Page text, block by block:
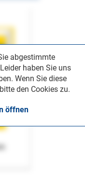
abgestimmte
haben Sie uns
Wenn Sie diese
den Cookies zu.
öffnen